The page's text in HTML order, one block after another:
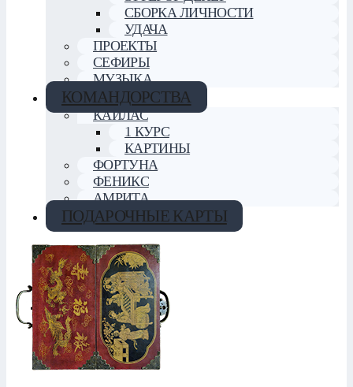
СБОРКА ЛИЧНОСТИ
УДАЧА
ПРОЕКТЫ
СЕФИРЫ
МУЗЫКА
КОМАНДОРСТВА
КАЙЛАС
1 КУРС
КАРТИНЫ
ФОРТУНА
ФЕНИКС
АМРИТА
ПОДАРОЧНЫЕ КАРТЫ